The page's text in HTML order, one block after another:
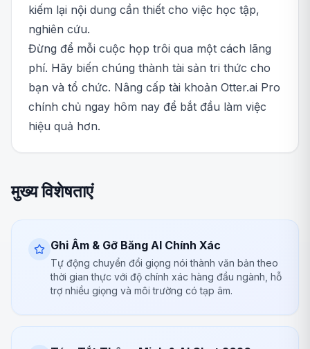
kiếm lại nội dung cần thiết cho việc học tập,
nghiên cứu.
Đừng để mỗi cuộc họp trôi qua một cách lãng
phí. Hãy biến chúng thành tài sản tri thức cho
bạn và tổ chức. Nâng cấp tài khoản Otter.ai Pro
chính chủ ngay hôm nay để bắt đầu làm việc
hiệu quả hơn.
मुख्य विशेषताएं
Ghi Âm & Gỡ Băng AI Chính Xác
Tự động chuyển đổi giọng nói thành văn bản theo
thời gian thực với độ chính xác hàng đầu ngành, hỗ
trợ nhiều giọng và môi trường có tạp âm.